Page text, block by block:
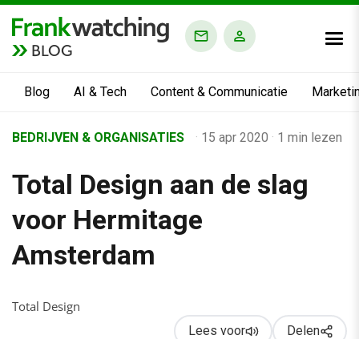
BLOG
Blog AI & Tech Content & Communicatie
Business Channel
Alle artikelen
›
BEDRIJVEN & ORGANISATIES · 15 apr 2020 · 1 min lezen
Total Design aan de slag
voor Hermitage
Amsterdam
Total Design
Lees voor Delen